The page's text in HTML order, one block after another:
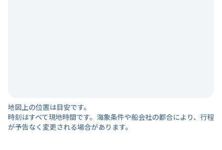
地図上の位置は目安です。
時刻はすべて現地時間です。海象条件や船会社の都合により、行程
が予告なく変更される場合があります。